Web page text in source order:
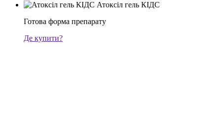
Атоксіл гель КІДС
Готова форма препарату
Де купити?